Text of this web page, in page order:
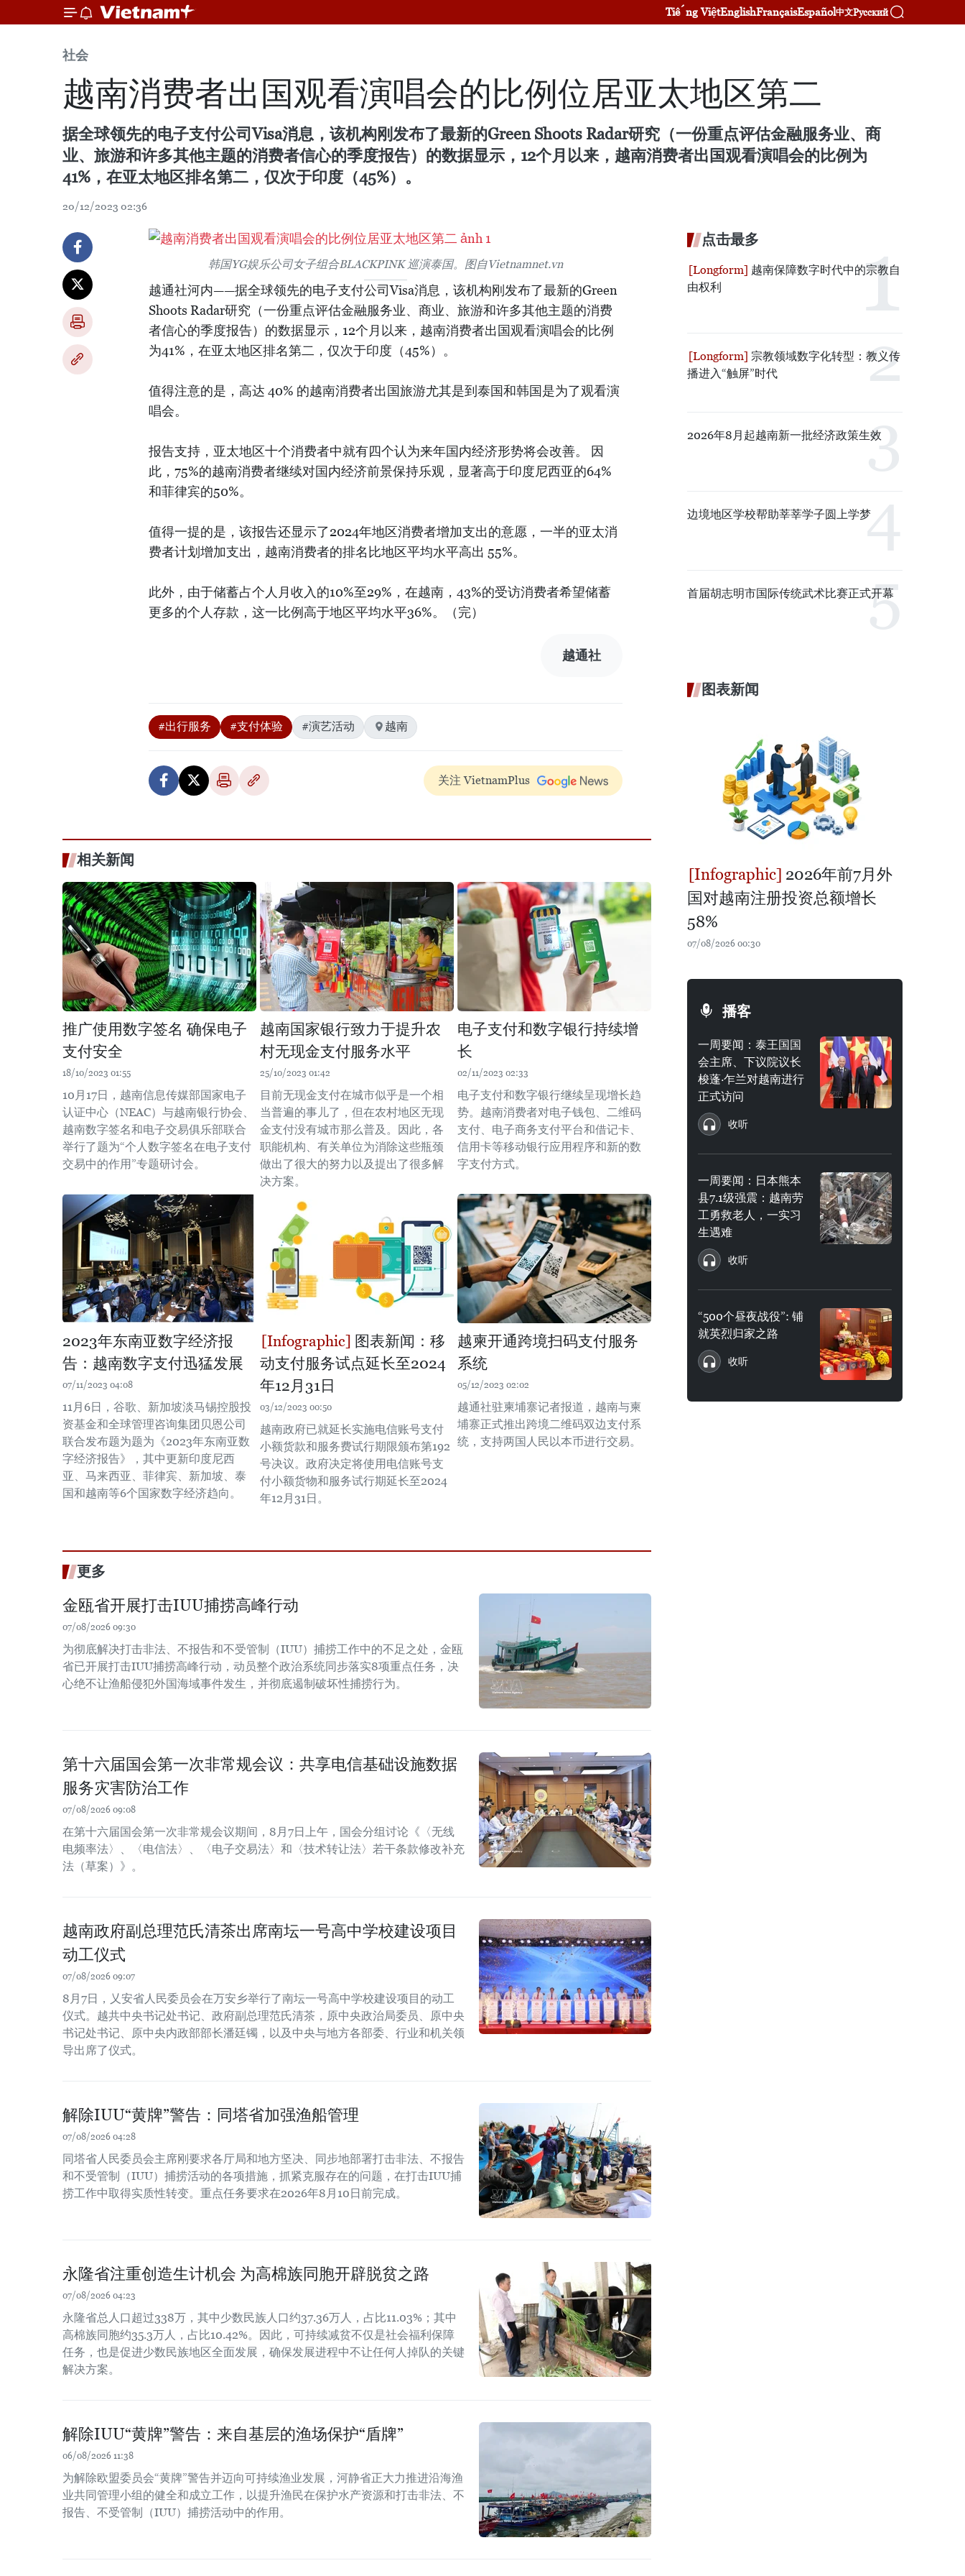
Tiếng ViệtEnglishFrançaisEspañol中文Русский
社会
越南消费者出国观看演唱会的比例位居亚太地区第二
据全球领先的电子支付公司Visa消息，该机构刚发布了最新的Green Shoots Radar研究（一份重点评估金融服务业、商
业、旅游和许多其他主题的消费者信心的季度报告）的数据显示，12个月以来，越南消费者出国观看演唱会的比例为
41%，在亚太地区排名第二，仅次于印度（45%）。
20/12/2023 02:36
韩国YG娱乐公司女子组合BLACKPINK 巡演泰国。图自Vietnamnet.vn
越通社河内——据全球领先的电子支付公司Visa消息，该机构刚发布了最新的Green
Shoots Radar研究（一份重点评估金融服务业、商业、旅游和许多其他主题的消费
者信心的季度报告）的数据显示，12个月以来，越南消费者出国观看演唱会的比例
为41%，在亚太地区排名第二，仅次于印度（45%）。
值得注意的是，高达 40% 的越南消费者出国旅游尤其是到泰国和韩国是为了观看演
唱会。
报告支持，亚太地区十个消费者中就有四个认为来年国内经济形势将会改善。 因
此，75%的越南消费者继续对国内经济前景保持乐观，显著高于印度尼西亚的64%
和菲律宾的50%。
值得一提的是，该报告还显示了2024年地区消费者增加支出的意愿，一半的亚太消
费者计划增加支出，越南消费者的排名比地区平均水平高出 55%。
此外，由于储蓄占个人月收入的10%至29%，在越南，43%的受访消费者希望储蓄
更多的个人存款，这一比例高于地区平均水平36%。（完）
越通社
#出行服务 #支付体验 #演艺活动 越南
关注 VietnamPlus
相关新闻
推广使用数字签名 确保电子
支付安全
18/10/2023 01:55
10月17日，越南信息传媒部国家电子
认证中心（NEAC）与越南银行协会、
越南数字签名和电子交易俱乐部联合
举行了题为“个人数字签名在电子支付
交易中的作用”专题研讨会。
越南国家银行致力于提升农
村无现金支付服务水平
25/10/2023 01:42
目前无现金支付在城市似乎是一个相
当普遍的事儿了，但在农村地区无现
金支付没有城市那么普及。因此，各
职能机构、有关单位为消除这些瓶颈
做出了很大的努力以及提出了很多解
决方案。
电子支付和数字银行持续增
长
02/11/2023 02:33
电子支付和数字银行继续呈现增长趋
势。越南消费者对电子钱包、二维码
支付、电子商务支付平台和借记卡、
信用卡等移动银行应用程序和新的数
字支付方式。
2023年东南亚数字经济报
告：越南数字支付迅猛发展
07/11/2023 04:08
11月6日，谷歌、新加坡淡马锡控股投
资基金和全球管理咨询集团贝恩公司
联合发布题为题为《2023年东南亚数
字经济报告》，其中更新印度尼西
亚、马来西亚、菲律宾、新加坡、泰
国和越南等6个国家数字经济趋向。
图表新闻：移
动支付服务试点延长至2024
年12月31日
03/12/2023 00:50
越南政府已就延长实施电信账号支付
小额货款和服务费试行期限颁布第192
号决议。政府决定将使用电信账号支
付小额货物和服务试行期延长至2024
年12月31日。
越柬开通跨境扫码支付服务
系统
05/12/2023 02:02
越通社驻柬埔寨记者报道，越南与柬
埔寨正式推出跨境二维码双边支付系
统，支持两国人民以本币进行交易。
更多
金瓯省开展打击IUU捕捞高峰行动
07/08/2026 09:30
为彻底解决打击非法、不报告和不受管制（IUU）捕捞工作中的不足之处，金瓯
省已开展打击IUU捕捞高峰行动，动员整个政治系统同步落实8项重点任务，决
心绝不让渔船侵犯外国海域事件发生，并彻底遏制破坏性捕捞行为。
第十六届国会第一次非常规会议：共享电信基础设施数据
服务灾害防治工作
07/08/2026 09:08
在第十六届国会第一次非常规会议期间，8月7日上午，国会分组讨论《〈无线
电频率法〉、〈电信法〉、〈电子交易法〉和〈技术转让法〉若干条款修改补充
法（草案）》。
越南政府副总理范氏清茶出席南坛一号高中学校建设项目
动工仪式
07/08/2026 09:07
8月7日，乂安省人民委员会在万安乡举行了南坛一号高中学校建设项目的动工
仪式。越共中央书记处书记、政府副总理范氏清茶，原中央政治局委员、原中央
书记处书记、原中央内政部部长潘廷镯，以及中央与地方各部委、行业和机关领
导出席了仪式。
解除IUU“黄牌”警告：同塔省加强渔船管理
07/08/2026 04:28
同塔省人民委员会主席刚要求各厅局和地方坚决、同步地部署打击非法、不报告
和不受管制（IUU）捕捞活动的各项措施，抓紧克服存在的问题，在打击IUU捕
捞工作中取得实质性转变。重点任务要求在2026年8月10日前完成。
永隆省注重创造生计机会 为高棉族同胞开辟脱贫之路
07/08/2026 04:23
永隆省总人口超过338万，其中少数民族人口约37.36万人，占比11.03%；其中
高棉族同胞约35.3万人，占比10.42%。因此，可持续减贫不仅是社会福利保障
任务，也是促进少数民族地区全面发展，确保发展进程中不让任何人掉队的关键
解决方案。
解除IUU“黄牌”警告：来自基层的渔场保护“盾牌”
06/08/2026 11:38
为解除欧盟委员会“黄牌”警告并迈向可持续渔业发展，河静省正大力推进沿海渔
业共同管理小组的健全和成立工作，以提升渔民在保护水产资源和打击非法、不
报告、不受管制（IUU）捕捞活动中的作用。
点击最多
越南保障数字时代中的宗教自
由权利
宗教领域数字化转型：教义传
播进入“触屏”时代
2026年8月起越南新一批经济政策生效
边境地区学校帮助莘莘学子圆上学梦
首届胡志明市国际传统武术比赛正式开幕
图表新闻
2026年前7月外
国对越南注册投资总额增长
58%
07/08/2026 00:30
播客
一周要闻：泰王国国
会主席、下议院议长
梭蓬·乍兰对越南进行
正式访问
收听
一周要闻：日本熊本
县7.1级强震：越南劳
工勇救老人，一实习
生遇难
收听
“500个昼夜战役”: 铺
就英烈归家之路
收听